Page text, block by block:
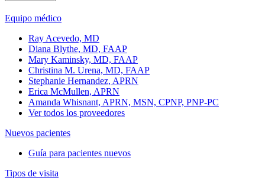
Equipo médico
Ray Acevedo, MD
Diana Blythe, MD, FAAP
Mary Kaminsky, MD, FAAP
Christina M. Urena, MD, FAAP
Stephanie Hernandez, APRN
Erica McMullen, APRN
Amanda Whisnant, APRN, MSN, CPNP, PNP-PC
Ver todos los proveedores
Nuevos pacientes
Guía para pacientes nuevos
Tipos de visita